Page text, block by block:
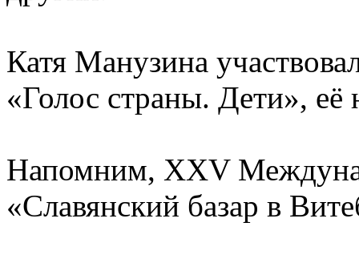
Катя Манузина
«Голос страны. Дети»,
Напомним, XXV
«Славянский базар в